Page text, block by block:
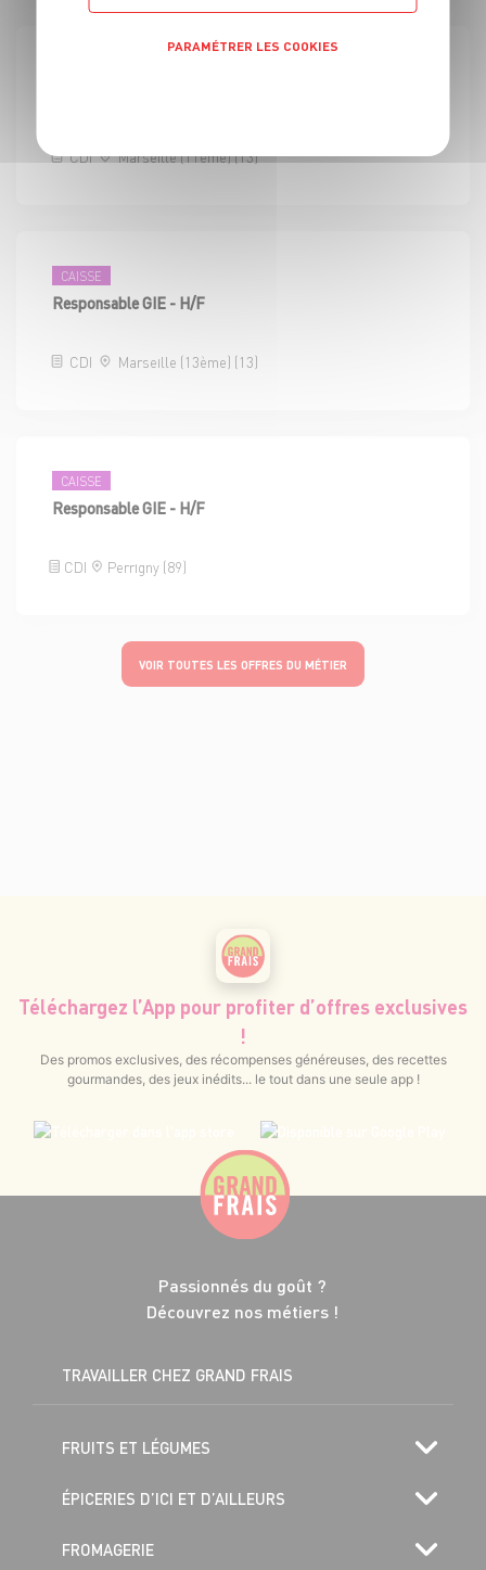
CDI Marseille (11ème) (13)
CAISSE
Responsable GIE - H/F
CDI Marseille (13ème) (13)
CAISSE
Responsable GIE - H/F
CDI Perrigny (89)
VOIR TOUTES LES OFFRES DU MÉTIER
Téléchargez l’App pour profiter d’offres exclusives
!
Des promos exclusives, des récompenses généreuses, des recettes
gourmandes, des jeux inédits... le tout dans une seule app !
Passionnés du goût ?
Découvrez nos métiers !
TRAVAILLER CHEZ GRAND FRAIS
FRUITS ET LÉGUMES
ÉPICERIES D’ICI ET D’AILLEURS
FROMAGERIE
PARAMÉTRER LES COOKIES